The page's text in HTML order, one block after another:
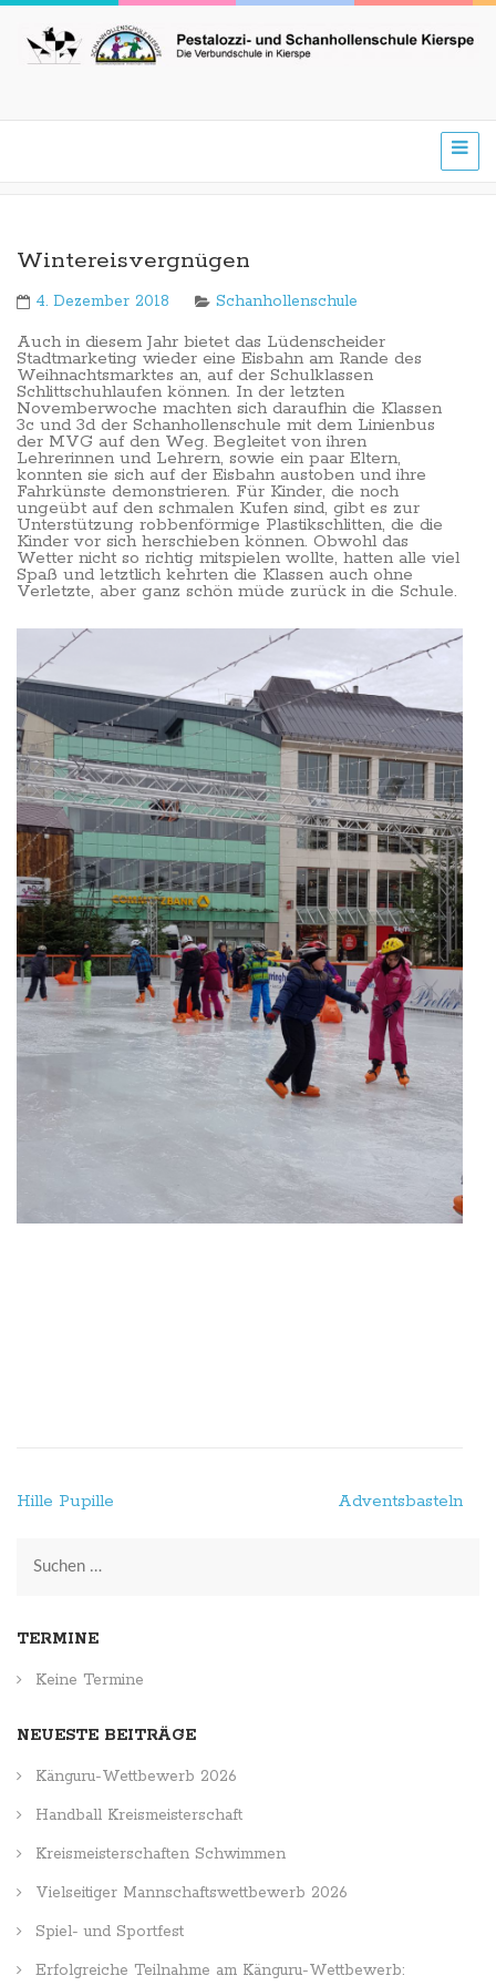
Wintereisvergnügen
4. Dezember 2018 Schanhollenschule
Auch in diesem Jahr bietet das Lüdenscheider
Stadtmarketing wieder eine Eisbahn am Rande des
Weihnachtsmarktes an, auf der Schulklassen
Schlittschuhlaufen können. In der letzten
Novemberwoche machten sich daraufhin die Klassen
3c und 3d der Schanhollenschule mit dem Linienbus
der MVG auf den Weg. Begleitet von ihren
Lehrerinnen und Lehrern, sowie ein paar Eltern,
konnten sie sich auf der Eisbahn austoben und ihre
Fahrkünste demonstrieren. Für Kinder, die noch
ungeübt auf den schmalen Kufen sind, gibt es zur
Unterstützung robbenförmige Plastikschlitten, die die
Kinder vor sich herschieben können. Obwohl das
Wetter nicht so richtig mitspielen wollte, hatten alle viel
Spaß und letztlich kehrten die Klassen auch ohne
Verletzte, aber ganz schön müde zurück in die Schule.
Beitragsnavigation
Hille Pupille Adventsbasteln
Suchen
nach:
TERMINE
Keine Termine
NEUESTE BEITRÄGE
Känguru-Wettbewerb 2026
Handball Kreismeisterschaft
Kreismeisterschaften Schwimmen
Vielseitiger Mannschaftswettbewerb 2026
Spiel- und Sportfest
Erfolgreiche Teilnahme am Känguru-Wettbewerb: